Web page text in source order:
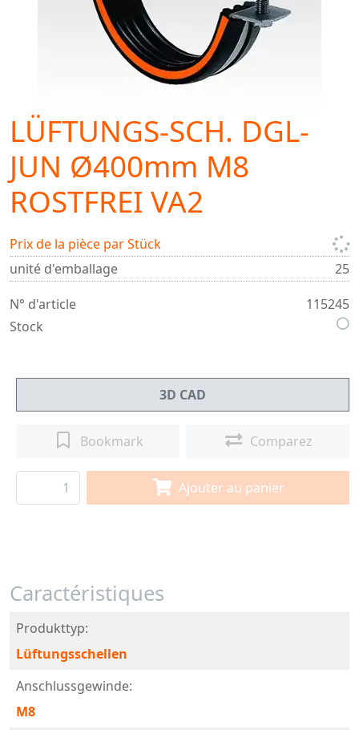
LÜFTUNGS-SCH. DGL-
JUN Ø400mm M8
ROSTFREI VA2
Prix de la pièce par Stück
unité d'emballage
25
N° d'article
115245
Stock
3D CAD
Bookmark Comparez
Ajouter au panier
Caractéristiques
Produkttyp:
Lüftungsschellen
Anschlussgewinde:
M8